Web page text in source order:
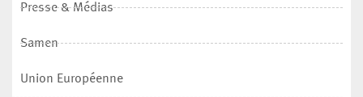
Presse & Médias
Samen
Union Européenne